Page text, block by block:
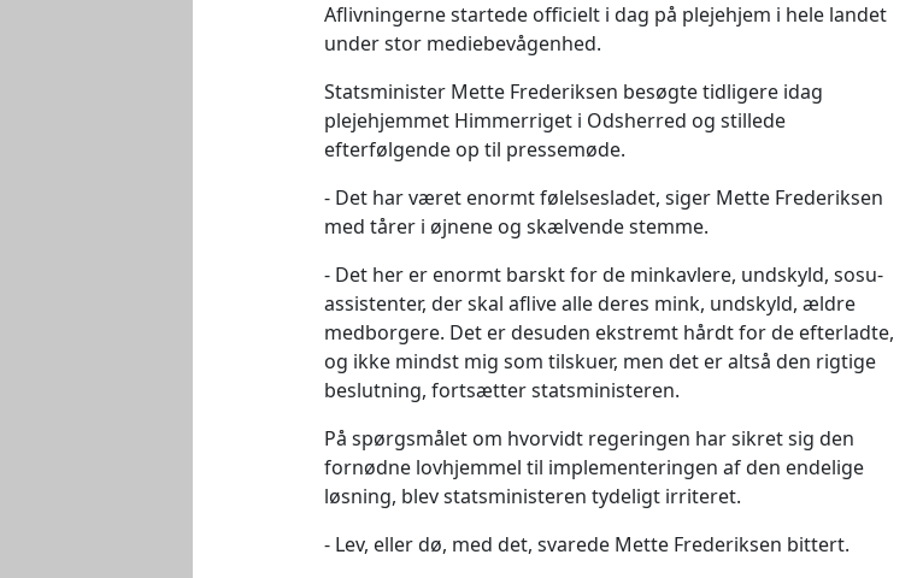
Aflivningerne startede officielt i dag på plejehjem i hele landet
under stor mediebevågenhed.
Statsminister Mette Frederiksen besøgte tidligere idag
plejehjemmet Himmerriget i Odsherred og stillede
efterfølgende op til pressemøde.
Det har været enormt følelsesladet, siger Mette Frederiksen
med tårer i øjnene og skælvende stemme.
Det her er enormt barskt for de minkavlere, undskyld, sosu-
assistenter, der skal aflive alle deres mink, undskyld, ældre
medborgere. Det er desuden ekstremt hårdt for de efterladte,
og ikke mindst mig som tilskuer, men det er altså den rigtige
beslutning, fortsætter statsministeren.
På spørgsmålet om hvorvidt regeringen har sikret sig den
fornødne lovhjemmel til implementeringen af den endelige
løsning, blev statsministeren tydeligt irriteret.
Lev, eller dø, med det, svarede Mette Frederiksen bittert.